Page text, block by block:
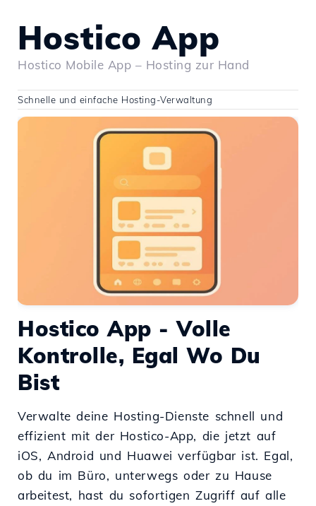
Hostico App
Hostico Mobile App – Hosting zur Hand
Schnelle und einfache Hosting-Verwaltung
Hostico App - Volle
Kontrolle, Egal Wo Du
Bist
Verwalte deine Hosting-Dienste schnell und
effizient mit der Hostico-App, die jetzt auf
iOS, Android und Huawei verfügbar ist. Egal,
ob du im Büro, unterwegs oder zu Hause
arbeitest, hast du sofortigen Zugriff auf alle